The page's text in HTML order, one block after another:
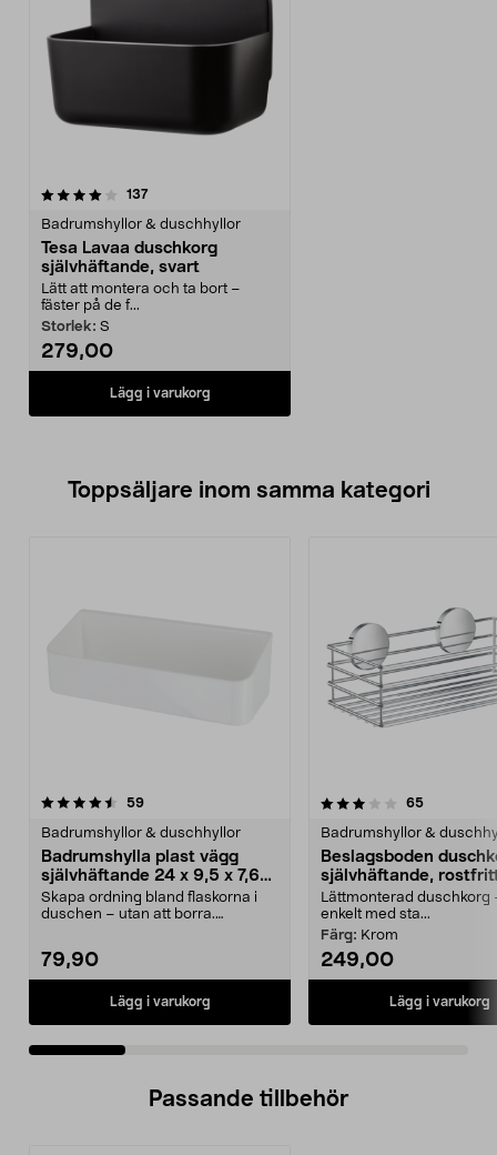
137recensioner
Badrumshyllor & duschhyllor
Tesa Lavaa duschkorg
självhäftande, svart
Lätt att montera och ta bort –
fäster på de f...
Storlek: S
279,00
Lägg i varukorg
Toppsäljare inom samma kategori
59recensioner
Badrumshyllor & duschhyllor
Badrumshylla plast vägg
självhäftande 24 x 9,5 x 7,6
cm, vit
Skapa ordning bland flaskorna i
duschen – utan att borra.
79,90
Lägg i varukorg
3.5 av 5 stjärnor 65recensioner
Badrumshyllor &
Beslagsboden
självhäftande,
Lättmonterad duschkorg
enkelt med sta...
Färg: Krom
249,00
Lägg i varukorg
4.0 av 5 stjärnor
Passande tillbehör